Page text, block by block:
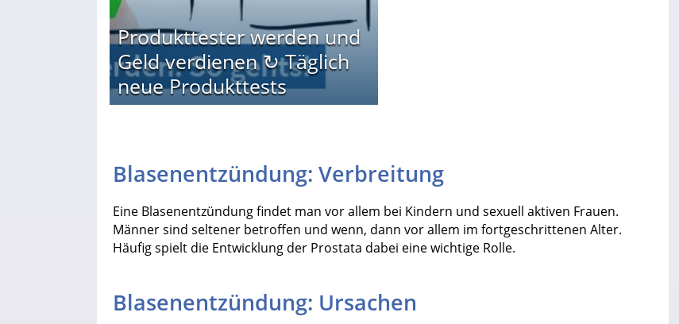
Produkttester werden und
Geld verdienen ↻ Täglich
neue Produkttests
Blasenentzündung: Verbreitung
Eine Blasenentzündung findet man vor allem bei Kindern und sexuell aktiven Frauen.
Männer sind seltener betroffen und wenn, dann vor allem im fortgeschrittenen Alter.
Häufig spielt die Entwicklung der Prostata dabei eine wichtige Rolle.
Blasenentzündung: Ursachen
Erschreckend: Asylbewerber treiben